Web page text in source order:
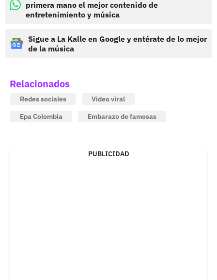
primera mano el mejor contenido de
entretenimiento y música
Sigue a La Kalle en Google y entérate de lo mejor
de la música
Relacionados
Redes sociales
Video viral
Epa Colombia
Embarazo de famosas
PUBLICIDAD